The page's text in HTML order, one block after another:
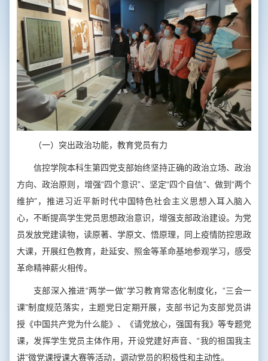
（一）突出政治功能，教育党员有力
信控学院本科生第四党支部始终坚持正确的政治立场、政治
方向、政治原则，增强“四个意识”、坚定“四个自信”、做到“两个
维护”，推进习近平新时代中国特色社会主义思想入耳入脑入
心，不断提高学生党员思想政治意识，增强支部政治建设。为党
员发放党建读物，读原著、学原文、悟原理，同上疫情防控思政
大课，开展红色教育，赴延安、照金等革命基地参观学习，感受
革命精神薪火相传。
支部深入推进“两学一做”学习教育常态化制度化，“三会一
课”制度规范落实，主题党日定期开展，支部书记为支部党员讲
授《中国共产党为什么能》、《请党放心，强国有我》等专题党
课，发挥学生党员主体作用，开设党建好声音、“我的祖国我主
讲”微党课授课大赛等活动，调动党员的积极性和主动性。